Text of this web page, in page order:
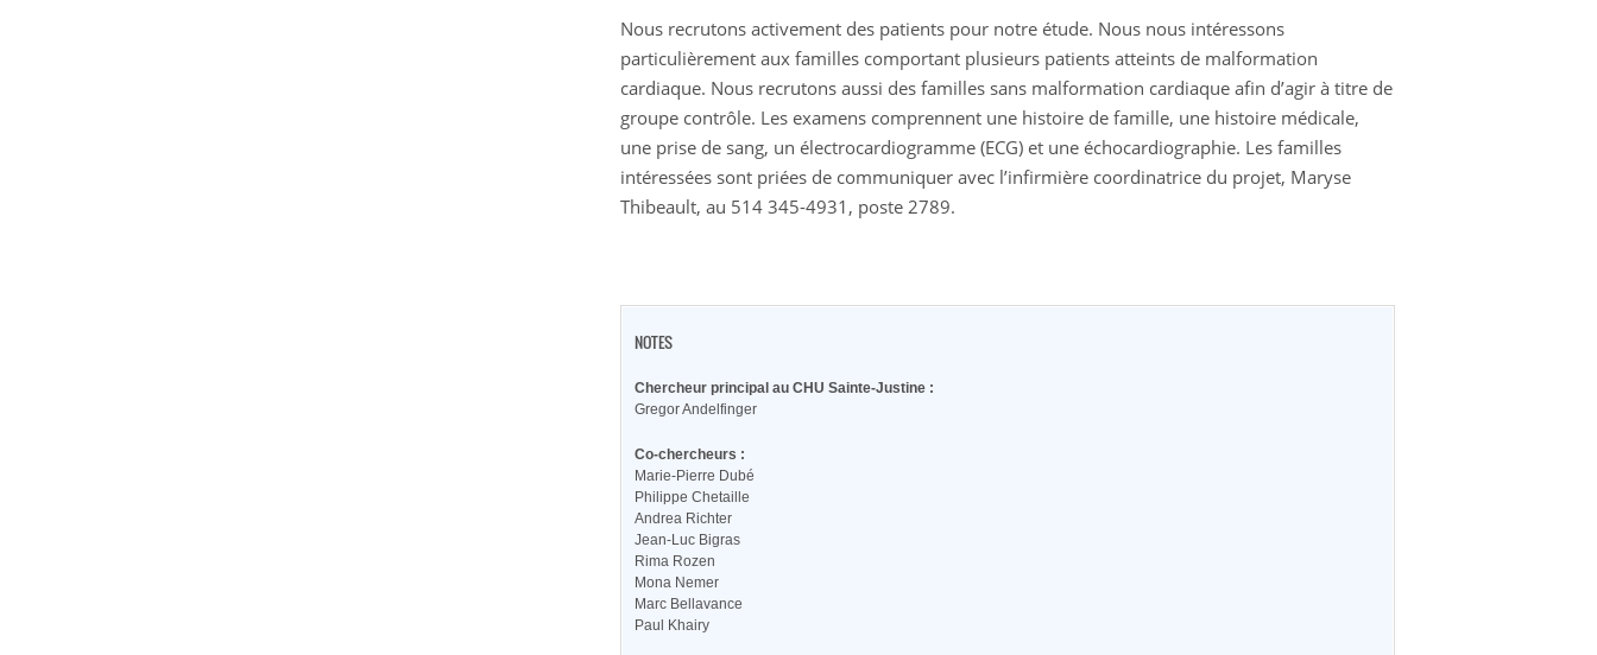
Nous recrutons activement des patients pour notre étude. Nous nous intéressons
particulièrement aux familles comportant plusieurs patients atteints de malformation
cardiaque. Nous recrutons aussi des familles sans malformation cardiaque afin d’agir à titre de
groupe contrôle. Les examens comprennent une histoire de famille, une histoire médicale,
une prise de sang, un électrocardiogramme (ECG) et une échocardiographie. Les familles
intéressées sont priées de communiquer avec l’infirmière coordinatrice du projet, Maryse
Thibeault, au 514 345-4931, poste 2789.
NOTES
Chercheur principal au CHU Sainte-Justine :
Gregor Andelfinger
Co-chercheurs :
Marie-Pierre Dubé
Philippe Chetaille
Andrea Richter
Jean-Luc Bigras
Rima Rozen
Mona Nemer
Marc Bellavance
Paul Khairy